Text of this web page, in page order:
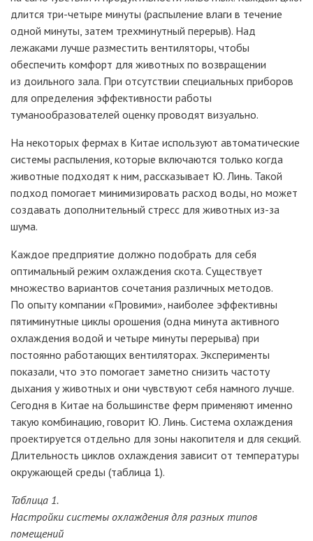
длится три-четыре минуты (распыление влаги в течение
одной минуты, затем трехминутный перерыв). Над
лежаками лучше разместить вентиляторы, чтобы
обеспечить комфорт для животных по возвращении
из доильного зала. При отсутствии специальных приборов
для определения эффективности работы
туманообразователей оценку проводят визуально.
На некоторых фермах в Китае используют автоматические
системы распыления, которые включаются только когда
животные подходят к ним, рассказывает Ю. Линь. Такой
подход помогает минимизировать расход воды, но может
создавать дополнительный стресс для животных из-за
шума.
Каждое предприятие должно подобрать для себя
оптимальный режим охлаждения скота. Существует
множество вариантов сочетания различных методов.
По опыту компании «Провими», наиболее эффективны
пятиминутные циклы орошения (одна минута активного
охлаждения водой и четыре минуты перерыва) при
постоянно работающих вентиляторах. Эксперименты
показали, что это помогает заметно снизить частоту
дыхания у животных и они чувствуют себя намного лучше.
Сегодня в Китае на большинстве ферм применяют именно
такую комбинацию, говорит Ю. Линь. Система охлаждения
проектируется отдельно для зоны накопителя и для секций.
Длительность циклов охлаждения зависит от температуры
окружающей среды (таблица 1).
Таблица 1.
Настройки системы охлаждения для разных типов
помещений